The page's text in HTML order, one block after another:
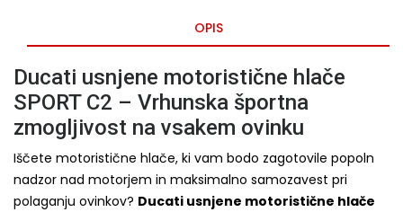
OPIS
Ducati usnjene motoristične hlače
SPORT C2 – Vrhunska športna
zmogljivost na vsakem ovinku
Iščete motoristične hlače, ki vam bodo zagotovile popoln
nadzor nad motorjem in maksimalno samozavest pri
polaganju ovinkov? Ducati usnjene motoristične hlače